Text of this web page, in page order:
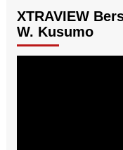
XTRAVIEW
W. Kusumo